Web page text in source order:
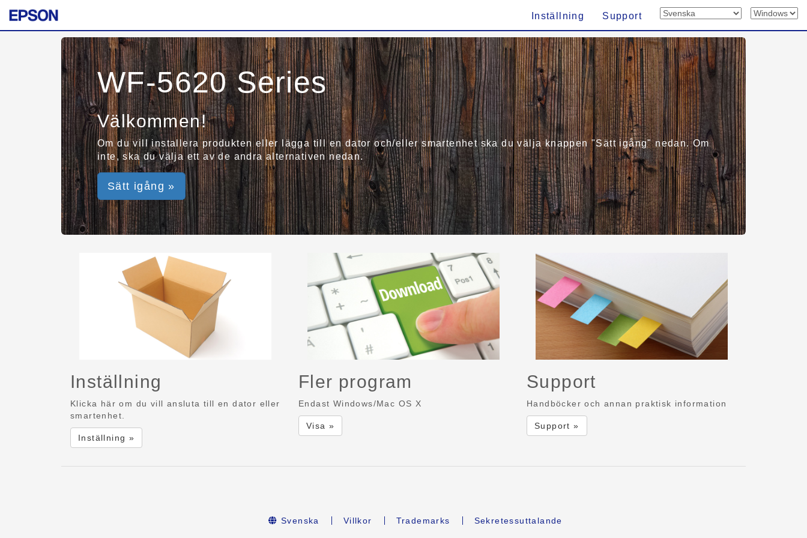
Inställning Support
WF-5620 Series
Välkommen!
Om du vill installera produkten eller lägga till en dator och/eller smartenhet ska du välja knappen "Sätt igång" nedan. Om
inte, ska du välja ett av de andra alternativen nedan.
Sätt igång »
Inställning
Klicka här om du vill ansluta till en dator eller
smartenhet.
Inställning »
Fler program
Endast Windows/Mac OS X
Visa »
Support
Handböcker och annan praktisk information
Support »
Svenska Villkor Trademarks Sekretessuttalande